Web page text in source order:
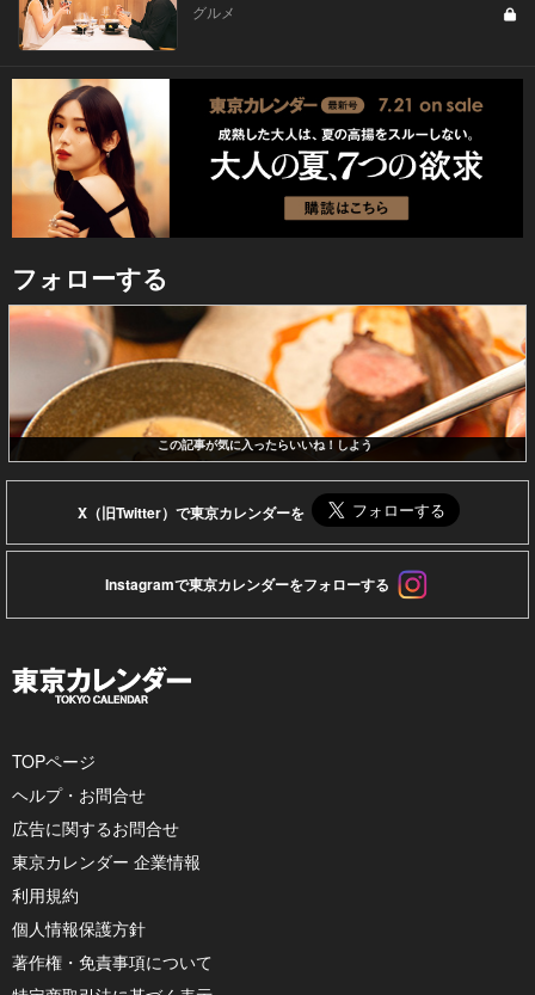
グルメ
フォローする
この記事が気に入ったらいいね！しよう
X（旧Twitter）で東京カレンダーを
Instagramで東京カレンダーをフォローする
TOPページ
ヘルプ・お問合せ
広告に関するお問合せ
東京カレンダー 企業情報
利用規約
個人情報保護方針
著作権・免責事項について